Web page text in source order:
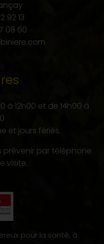
92 13
08 60
à 12h00 et de 14h00 à
et jours fériés.
prévenir par téléphone
visite.
pour la santé, à